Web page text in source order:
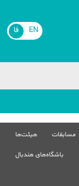
EN فا
مسابقات هیئت‌ها
باشگاه‌های هندبال